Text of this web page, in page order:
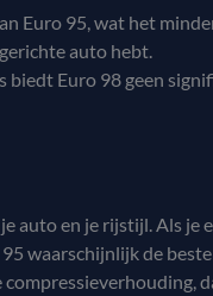
Euro 95, wat het
auto hebt.
biedt Euro 98 geen
auto en je rijstijl. Als je
waarschijnlijk de beste